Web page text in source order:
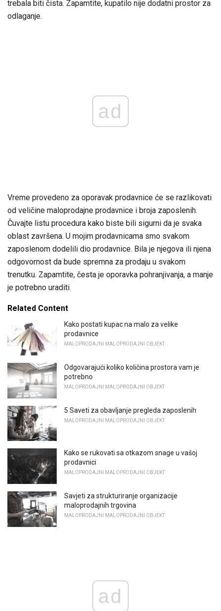
trebala biti čista. Zapamtite, kupatilo nije dodatni prostor za
odlaganje.
ad
Vreme provedeno za oporavak prodavnice će se razlikovati
od veličine maloprodajne prodavnice i broja zaposlenih.
Čuvajte listu procedura kako biste bili sigurni da je svaka
oblast završena. U mojim prodavnicama smo svakom
zaposlenom dodelili dio prodavnice. Bila je njegova ili njena
odgovornost da bude spremna za prodaju u svakom
trenutku. Zapamtite, česta je oporavka pohranjivanja, a manje
je potrebno uraditi.
Related Content
Kako postati kupac na malo za velike
prodavnice
MALOPRODAJNI MALOPRODAJNI OBJEKT
Odgovarajući koliko količina prostora vam je
potrebno
MALOPRODAJNI MALOPRODAJNI OBJEKT
5 Saveti za obavljanje pregleda zaposlenih
MALOPRODAJNI MALOPRODAJNI OBJEKT
Kako se rukovati sa otkazom snage u vašoj
prodavnici
MALOPRODAJNI MALOPRODAJNI OBJEKT
Savjeti za strukturiranje organizacije
maloprodajnih trgovina
MALOPRODAJNI MALOPRODAJNI OBJEKT
ad